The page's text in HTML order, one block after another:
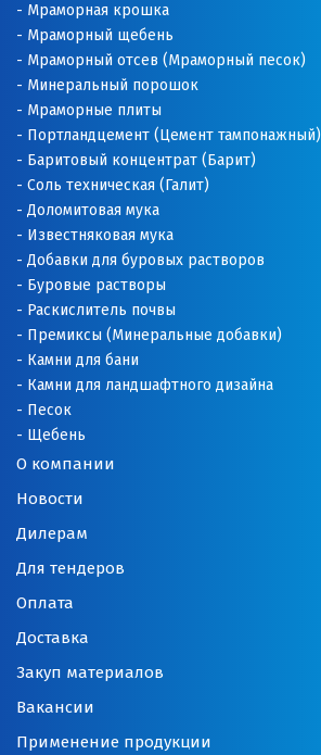
О компании
Новости
Дилерам
Для тендеров
Оплата
Доставка
Закуп материалов
Вакансии
Применение продукции
Мраморная крошка
Мраморный щебень
Мраморный отсев (Мраморный песок)
Минеральный порошок
Мраморные плиты
Портландцемент (Цемент тампонажный)
Баритовый концентрат (Барит)
Соль техническая (Галит)
Доломитовая мука
Известняковая мука
Добавки для буровых растворов
Буровые растворы
Раскислитель почвы
Премиксы (Минеральные добавки)
Камни для бани
Камни для ландшафтного дизайна
Песок
Щебень